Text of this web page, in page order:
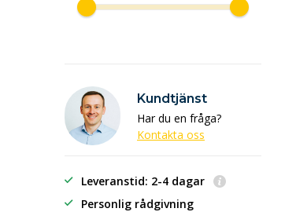
Kundtjänst
Har du en fråga?
Kontakta oss
Leveranstid: 2-4 dagar
Personlig rådgivning